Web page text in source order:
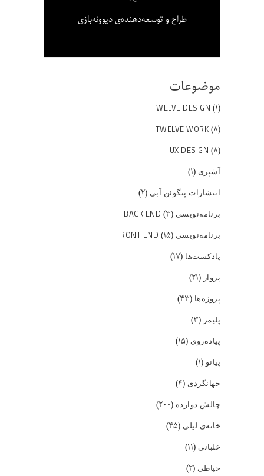
طراح و توسعه‌دهنده‌ی دیوونه‌بازی
موضوعات
TWELVE DESIGN (۱)
TWELVE WORK (۸)
UX DESIGN (۸)
آشپزی (۱)
انتشارات پنگوئن آبی (۲)
برنامه‌نویسی BACK END (۳)
برنامه‌نویسی FRONT END (۱۵)
پادکست‌ها (۱۷)
پرواز (۲۱)
پروژه‌ها (۴۳)
پلیمر (۳)
پیاده‌روی (۱۵)
پیانو(۱)
جهانگردی (۴)
چالش دوازده (۲۰۰)
خانه‌ی لیلی (۴۵)
خلبانی (۱۱)
خیاطی (۲)